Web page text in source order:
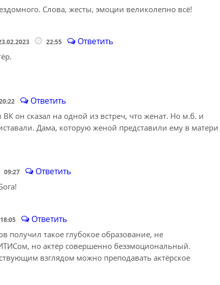
Слова, жесты, эмоции великолепно всё!
22:55 Ответить
Ответить
ВК он сказал на одной из встреч, что женат. Но м.б. и
Дама, которую женой представили ему в матери
09:27 Ответить
18:05 Ответить
получил такое глубокое образование, не
но актёр совершенно безэмоциональный.
взглядом можно преподавать актёрское